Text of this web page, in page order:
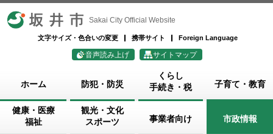
坂井市 Sakai City Official Website
文字サイズ・色合いの変更 携帯サイト Foreign Language
音声読み上げ サイトマップ
ホーム 防犯・防災
くらし
手続き・税
子育て・教育
健康・医療
福祉
観光・文化
スポーツ
事業者向け 市政情報